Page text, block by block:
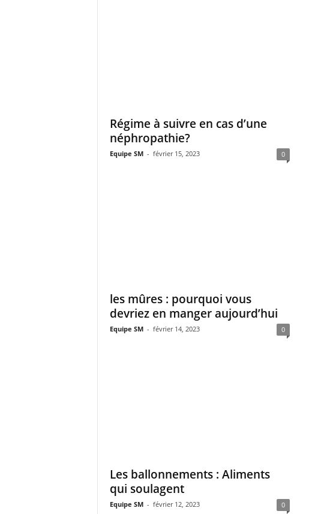
Régime à suivre en cas d’une
néphropathie?
Equipe SM - février 15, 2023 0
les mûres : pourquoi vous
devriez en manger aujourd’hui
Equipe SM - février 14, 2023 0
Les ballonnements : Aliments
qui soulagent
Equipe SM - février 12, 2023 0